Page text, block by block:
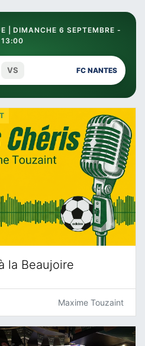
| DIMANCHE 6 SEPTEMBRE -
13:00
VS FC NANTES
la Beaujoire
Maxime Touzaint